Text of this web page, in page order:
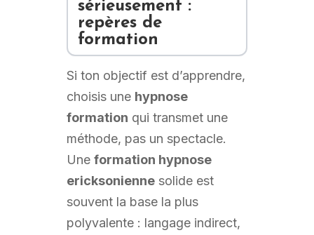
sérieusement :
repères de
formation
Si ton objectif est d’apprendre,
choisis une hypnose
formation qui transmet une
méthode, pas un spectacle.
Une formation hypnose
ericksoniennesolide est
souvent la base la plus
polyvalente : langage indirect,